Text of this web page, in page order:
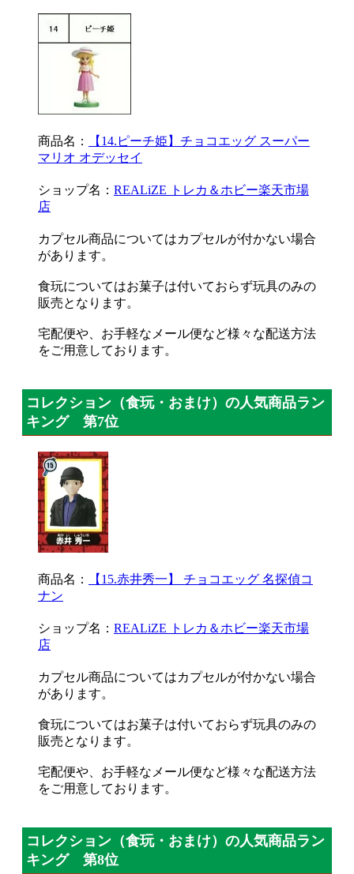
商品名：
【14.ピーチ姫】チョコエッグ スーパー
マリオ オデッセイ
ショップ名： REALiZE トレカ＆ホビー楽天市場
店
カプセル商品についてはカプセルが付かない場合
があります。
食玩についてはお菓子は付いておらず玩具のみの
販売となります。
宅配便や、お手軽なメール便など様々な配送方法
をご用意しております。
コレクション（食玩・おまけ）の人気商品ラン
キング 第7位
商品名：
【15.赤井秀一】 チョコエッグ 名探偵コ
ナン
ショップ名： REALiZE トレカ＆ホビー楽天市場
店
カプセル商品についてはカプセルが付かない場合
があります。
食玩についてはお菓子は付いておらず玩具のみの
販売となります。
宅配便や、お手軽なメール便など様々な配送方法
をご用意しております。
コレクション（食玩・おまけ）の人気商品ラン
キング 第8位